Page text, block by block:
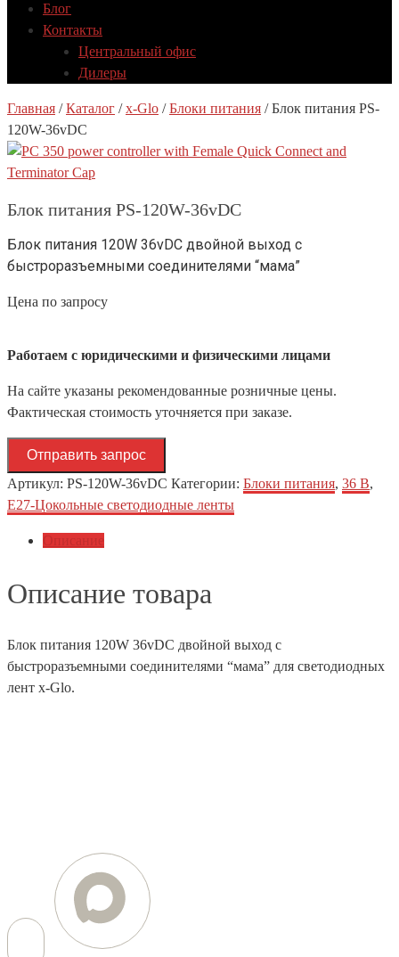
Блог
Контакты
Центральный офис
Дилеры
Главная / Каталог / x-Glo / Блоки питания / Блок питания PS-
120W-36vDC
Блок питания PS-120W-36vDC
Блок питания 120W 36vDC двойной выход с
быстроразъемными соединителями “мама”
Цена по запросу
Работаем с юридическими и физическими лицами
На сайте указаны рекомендованные розничные цены.
Фактическая стоимость уточняется при заказе.
Отправить запрос
Артикул: PS-120W-36vDC Категории: Блоки питания, 36 В,
Е27-Цокольные светодиодные ленты
Описание
Описание товара
Блок питания 120W 36vDC двойной выход с
быстроразъемными соединителями “мама” для светодиодных
лент x-Glo.